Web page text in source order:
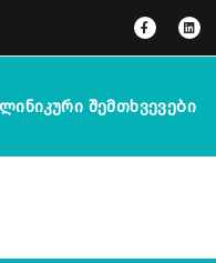
Შემთხვევები